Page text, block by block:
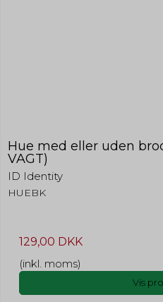
Hue med eller uden
VAGT)
ID Identity
HUEBK
129,00 DKK
(inkl. moms)
Vis